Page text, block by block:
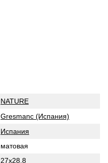
NATURE
Gresmanc (Испания)
Испания
матовая
27x28.8